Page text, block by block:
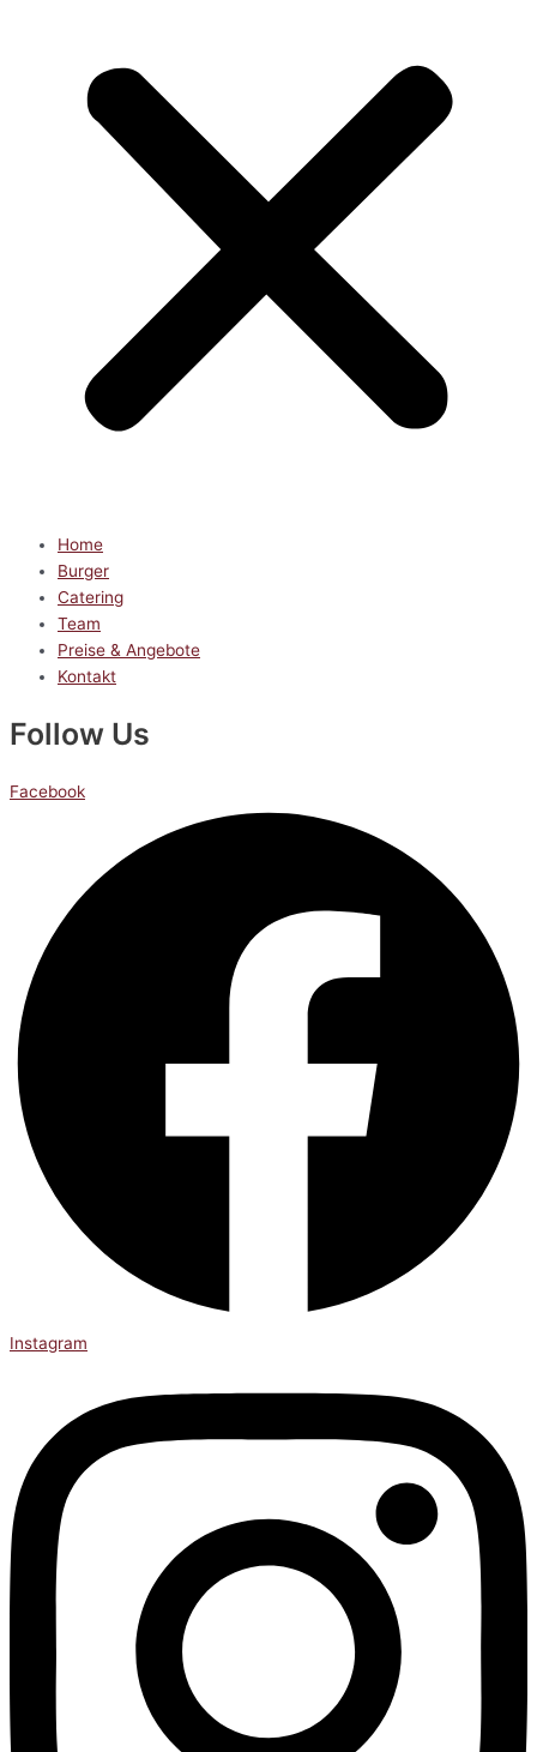
Home
Burger
Catering
Team
Preise & Angebote
Kontakt
Follow Us
Facebook
Instagram